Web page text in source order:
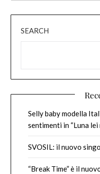
SEARCH
Selly baby modella
sentimenti in “Luna lei
SVOSIL: il nuovo
“Break Time” è il